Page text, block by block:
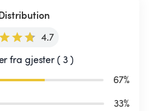
4.7
fra gjester ( 3 )
67%
33%